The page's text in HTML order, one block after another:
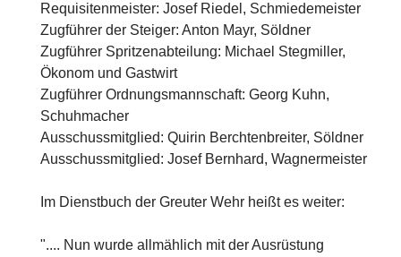
Requisitenmeister: Josef Riedel, Schmiedemeister
Zugführer der Steiger: Anton Mayr, Söldner
Zugführer Spritzenabteilung: Michael Stegmiller,
Ökonom und Gastwirt
Zugführer Ordnungsmannschaft: Georg Kuhn,
Schuhmacher
Ausschussmitglied: Quirin Berchtenbreiter, Söldner
Ausschussmitglied: Josef Bernhard, Wagnermeister
Im Dienstbuch der Greuter Wehr heißt es weiter:
".... Nun wurde allmählich mit der Ausrüstung